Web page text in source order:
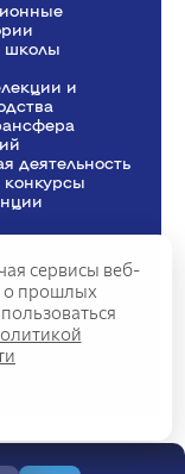
школы
и
деятельность
конкурсы
сервисы веб-
о прошлых